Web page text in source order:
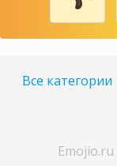
Все категории
Emojio.ru